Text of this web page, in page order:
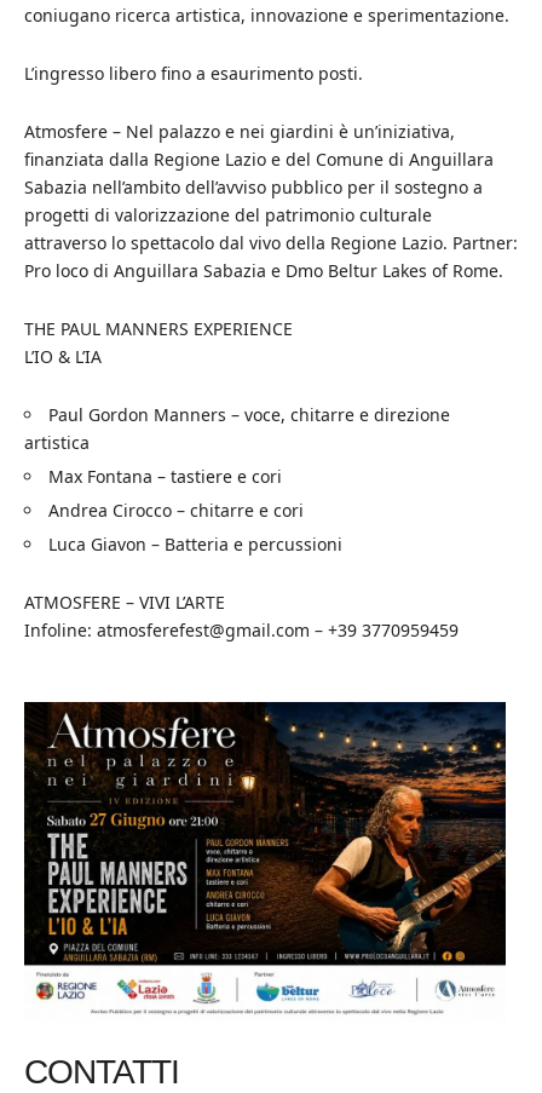
coniugano ricerca artistica, innovazione e sperimentazione.
L’ingresso libero fino a esaurimento posti.
Atmosfere – Nel palazzo e nei giardini è un’iniziativa,
finanziata dalla Regione Lazio e del Comune di Anguillara
Sabazia nell’ambito dell’avviso pubblico per il sostegno a
progetti di valorizzazione del patrimonio culturale
attraverso lo spettacolo dal vivo della Regione Lazio. Partner:
Pro loco di Anguillara Sabazia e Dmo Beltur Lakes of Rome.
THE PAUL MANNERS EXPERIENCE
L’IO & L’IA
Paul Gordon Manners – voce, chitarre e direzione
artistica
Max Fontana – tastiere e cori
Andrea Cirocco – chitarre e cori
Luca Giavon – Batteria e percussioni
ATMOSFERE – VIVI L’ARTE
Infoline: atmosferefest@gmail.com – +39 3770959459
CONTATTI